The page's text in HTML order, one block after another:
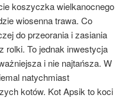
koszyczka wielkanocnego
wiosenna trawa. Co
do przeorania i zasiania
rolki. To jednak inwestycja
i nie najtańsza. W
natychmiast
kotów. Kot Apsik to koci